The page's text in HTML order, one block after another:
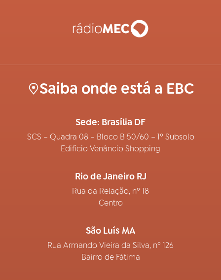
Saiba onde está a EBC
Sede: Brasília DF
SCS – Quadra 08 – Bloco B 50/60 – 1º Subsolo
Edifício Venâncio Shopping
Rio de Janeiro RJ
Rua da Relação, nº 18
Centro
São Luís MA
Rua Armando Vieira da Silva, nº 126
Bairro de Fátima